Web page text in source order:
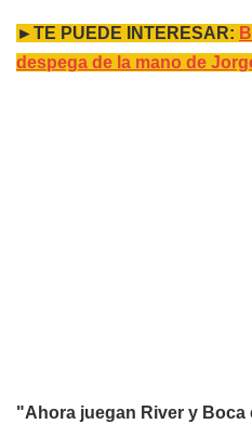
►TE PUEDE INTERESAR:
despega de la mano de
"Ahora juegan River y Boca